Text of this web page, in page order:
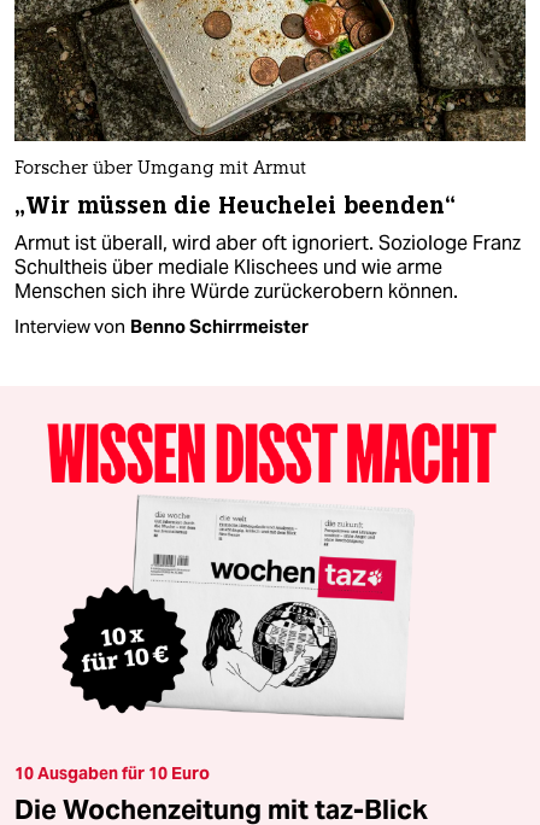
Forscher über Umgang mit Armut
„Wir müssen die Heuchelei beenden“
Armut ist überall, wird aber oft ignoriert. Soziologe Franz
Schultheis über mediale Klischees und wie arme
Menschen sich ihre Würde zurückerobern können.
Interview von Benno Schirrmeister
10 Ausgaben für 10 Euro
Die Wochenzeitung mit taz-Blick